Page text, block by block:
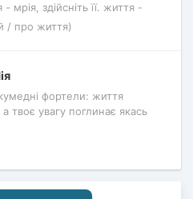
мрія, здійсніть її. життя -
/ про життя)
фортели: життя
твоє увагу поглинає якась